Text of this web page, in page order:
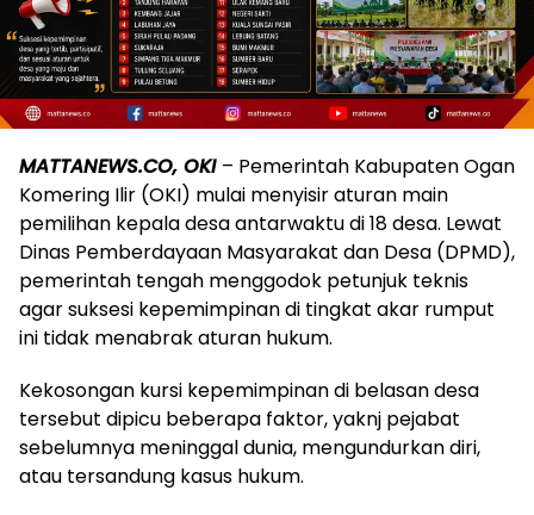
MATTANEWS.CO, OKI – Pemerintah Kabupaten Ogan
Komering Ilir (OKI) mulai menyisir aturan main
pemilihan kepala desa antarwaktu di 18 desa. Lewat
Dinas Pemberdayaan Masyarakat dan Desa (DPMD),
pemerintah tengah menggodok petunjuk teknis
agar suksesi kepemimpinan di tingkat akar rumput
ini tidak menabrak aturan hukum.
Kekosongan kursi kepemimpinan di belasan desa
tersebut dipicu beberapa faktor, yaknj pejabat
sebelumnya meninggal dunia, mengundurkan diri,
atau tersandung kasus hukum.